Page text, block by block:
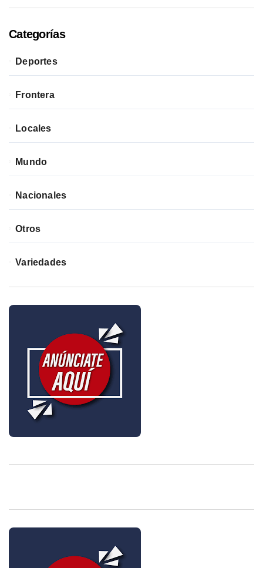
Categorías
Deportes
Frontera
Locales
Mundo
Nacionales
Otros
Variedades